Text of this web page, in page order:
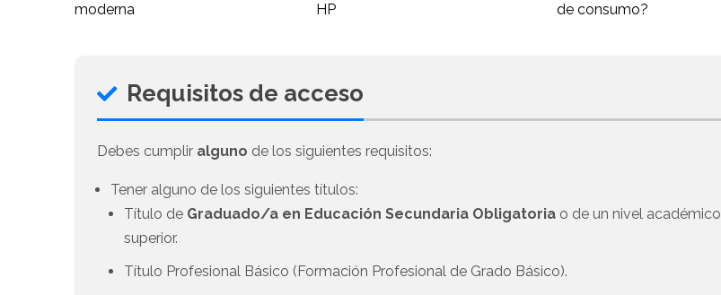
moderna
HP
de consumo?
Requisitos de acceso
Debes cumplir alguno de los siguientes requisitos:
Tener alguno de los siguientes títulos:
Título de Graduado/a en Educación Secundaria Obligatoria o de un nivel académico
superior.
Título Profesional Básico (Formación Profesional de Grado Básico).